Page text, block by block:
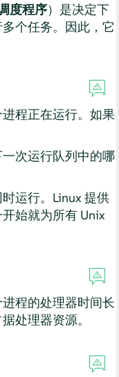
度程序）是决定下
个任务。因此，它
程正在运行。如果
次运行队列中的哪
运行。Linux 提供
开始就为所有 Unix
程的处理器时间长
处理器资源。